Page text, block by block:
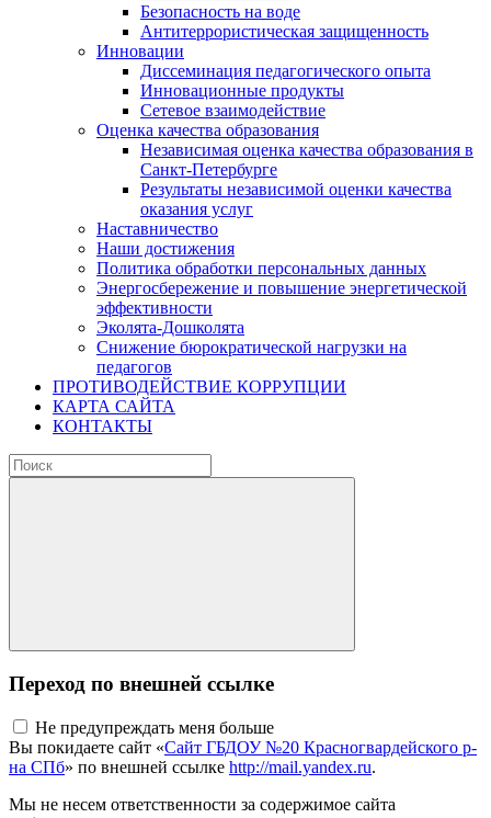
Безопасность на воде
Антитеррористическая защищенность
Инновации
Диссеминация педагогического опыта
Инновационные продукты
Сетевое взаимодействие
Оценка качества образования
Независимая оценка качества образования в
Санкт-Петербурге
Результаты независимой оценки качества
оказания услуг
Наставничество
Наши достижения
Политика обработки персональных данных
Энергосбережение и повышение энергетической
эффективности
Эколята-Дошколята
Снижение бюрократической нагрузки на
педагогов
ПРОТИВОДЕЙСТВИЕ КОРРУПЦИИ
КАРТА САЙТА
КОНТАКТЫ
Переход по внешней ссылке
Не предупреждать меня больше
Вы покидаете сайт «Сайт ГБДОУ №20 Красногвардейского р-
на СПб» по внешней ссылке http://mail.yandex.ru.
Мы не несем ответственности за содержимое сайта